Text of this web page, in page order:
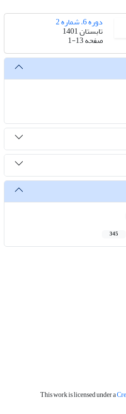
دوره 6، شماره 2
تابستان 1401
صفحه1-13
345
This work is licensed under a